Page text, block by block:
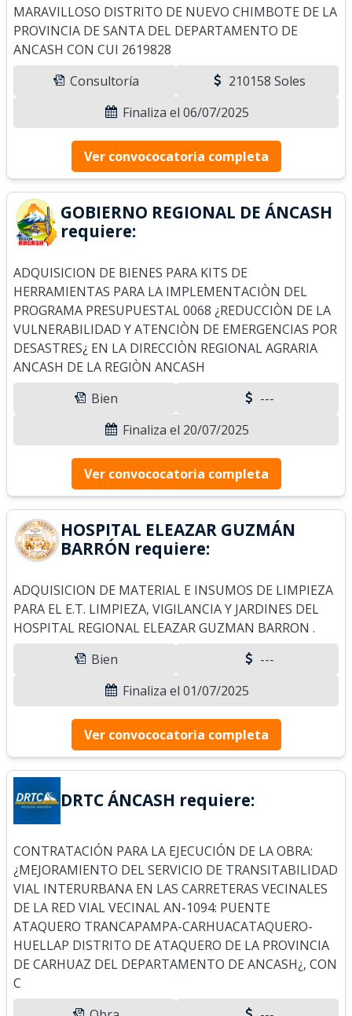
MARAVILLOSO DISTRITO DE NUEVO CHIMBOTE DE LA
PROVINCIA DE SANTA DEL DEPARTAMENTO DE
ANCASH CON CUI 2619828
Consultoría
210158 Soles
Finaliza el 06/07/2025
Ver convococatoria completa
GOBIERNO REGIONAL DE ÁNCASH
requiere:
ADQUISICION DE BIENES PARA KITS DE
HERRAMIENTAS PARA LA IMPLEMENTACIÒN DEL
PROGRAMA PRESUPUESTAL 0068 ¿REDUCCIÒN DE LA
VULNERABILIDAD Y ATENCIÒN DE EMERGENCIAS POR
DESASTRES¿ EN LA DIRECCIÒN REGIONAL AGRARIA
ANCASH DE LA REGIÒN ANCASH
Bien
---
Finaliza el 20/07/2025
Ver convococatoria completa
HOSPITAL ELEAZAR GUZMÁN
BARRÓN requiere:
ADQUISICION DE MATERIAL E INSUMOS DE LIMPIEZA
PARA EL E.T. LIMPIEZA, VIGILANCIA Y JARDINES DEL
HOSPITAL REGIONAL ELEAZAR GUZMAN BARRON .
Bien
---
Finaliza el 01/07/2025
Ver convococatoria completa
DRTC ÁNCASH requiere:
CONTRATACIÓN PARA LA EJECUCIÓN DE LA OBRA:
¿MEJORAMIENTO DEL SERVICIO DE TRANSITABILIDAD
VIAL INTERURBANA EN LAS CARRETERAS VECINALES
DE LA RED VIAL VECINAL AN-1094: PUENTE
ATAQUERO TRANCAPAMPA-CARHUACATAQUERO-
HUELLAP DISTRITO DE ATAQUERO DE LA PROVINCIA
DE CARHUAZ DEL DEPARTAMENTO DE ANCASH¿, CON
C